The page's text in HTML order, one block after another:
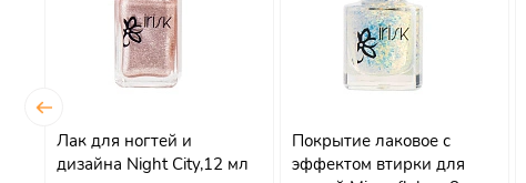
Лак для ногтей и
дизайна Night City,12 мл
Покрытие лаковое с
эффектом втирки для